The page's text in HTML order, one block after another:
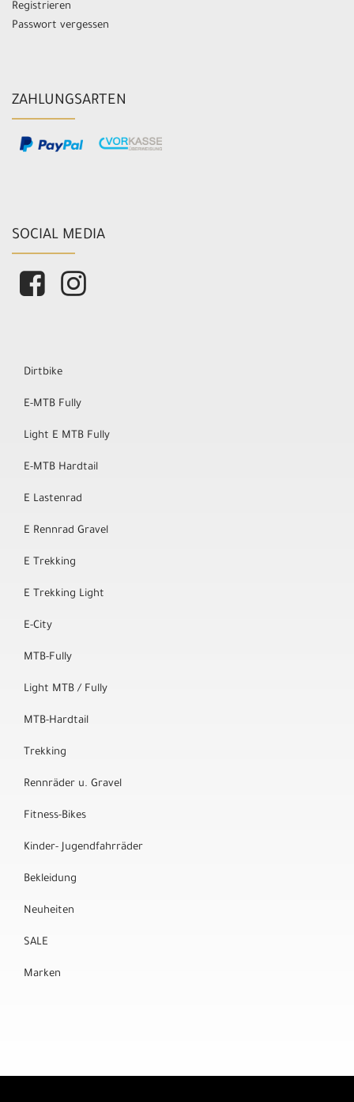
Registrieren
Passwort vergessen
ZAHLUNGSARTEN
SOCIAL MEDIA
Dirtbike
E-MTB Fully
Light E MTB Fully
E-MTB Hardtail
E Lastenrad
E Rennrad Gravel
E Trekking
E Trekking Light
E-City
MTB-Fully
Light MTB / Fully
MTB-Hardtail
Trekking
Rennräder u. Gravel
Fitness-Bikes
Kinder- Jugendfahrräder
Bekleidung
Neuheiten
SALE
Marken